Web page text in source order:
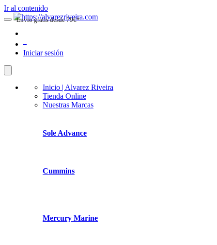
Ir al contenido
Iniciar sesión
Inicio | Alvarez Riveira
Tienda Online
Nuestras Marcas
Sole Advance
Cummins
Mercury Marine
Envio gratis desde 79€*